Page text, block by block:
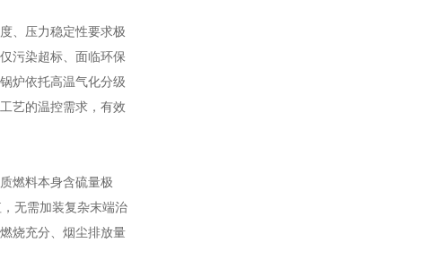
、压力稳定性要求极
污染超标、面临环保
炉依托高温气化分级
艺的温控需求，有效
燃料本身含硫量极
无需加装复杂末端治
烧充分、烟尘排放量